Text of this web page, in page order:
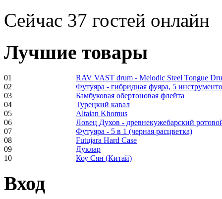
Shaman Drum
€250.00
Frame and Shaman
Drum "Master of
Animals", tunable,
with Henna
€530.00
Сейчас 37 гостей онлайн
Лучшие товары
01
RAV VAST drum - Melodic Steel Tongue
02
Футуяра - гибридная фуяра, 5
03
Бамбуковая обертоновая флейта
04
Турецкий кавал
05
Altaian Khomus
06
Ловец Духов - древнекужебарский
07
Футуяра - 5 в 1 (черная расцветка)
08
Futujara Hard Case
09
Дуклар
10
Коу Сян (Китай)
Вход